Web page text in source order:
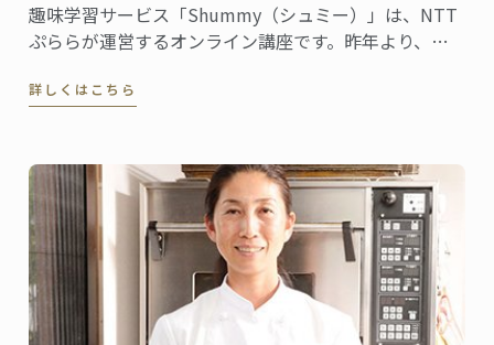
趣味学習サービス「Shummy（シュミー）」は、NTT
ぷららが運営するオンライン講座です。昨年より、
子講座、パン講座を配信してきましたが、この度、第
配信がスタートしました。
詳しくはこちら